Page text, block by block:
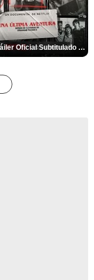
Primer Tráiler Oficial Subtitulado de 'Una última aventura: Detrás de cámaras de Stranger Things 5'